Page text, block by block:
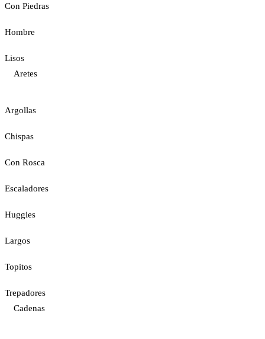
Con Piedras
Hombre
Lisos
Aretes
Argollas
Chispas
Con Rosca
Escaladores
Huggies
Largos
Topitos
Trepadores
Cadenas